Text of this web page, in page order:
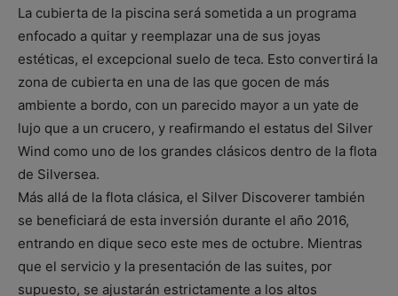
La cubierta de la piscina será sometida a un programa
enfocado a quitar y reemplazar una de sus joyas
estéticas, el excepcional suelo de teca. Esto convertirá la
zona de cubierta en una de las que gocen de más
ambiente a bordo, con un parecido mayor a un yate de
lujo que a un crucero, y reafirmando el estatus del Silver
Wind como uno de los grandes clásicos dentro de la flota
de Silversea.
Más allá de la flota clásica, el Silver Discoverer también
se beneficiará de esta inversión durante el año 2016,
entrando en dique seco este mes de octubre. Mientras
que el servicio y la presentación de las suites, por
supuesto, se ajustarán estrictamente a los altos